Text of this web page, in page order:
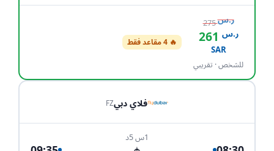
ر.س275
ر.س
SAR
للشخص · تقريبي
🔥 4 مقاعد فقط
فلاي دبيFZ
1س 5د